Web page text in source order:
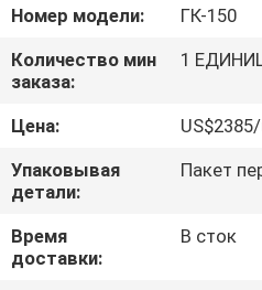
ПРОВЕРКА
КАЧЕСТВА
СВЯЖИТЕСЬ
МЫ
НОВОСТИ
Номер модели:
ГК-150
Количество мин
заказа:
1
Цена:
Упаковывая
детали:
Пакет
Время
доставки:
В сток